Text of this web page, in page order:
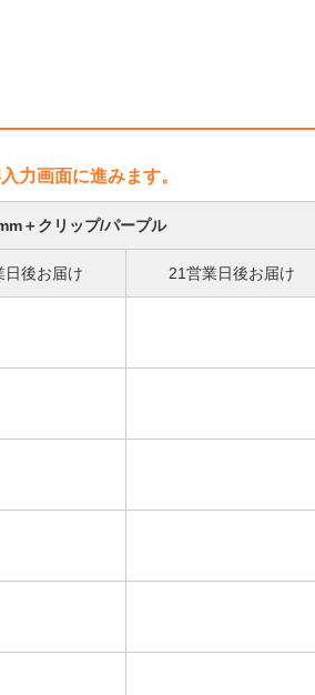
力画面に進みます。
＋クリップ/パープル
日後お届け 21営業日後お届け